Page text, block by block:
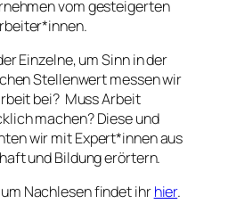
vom gesteigerten
Einzelne, um Sinn in der
Stellenwert messen wir
bei? Muss Arbeit
machen? Diese und
wir mit Expert*innen aus
und Bildung erörtern.
Nachlesen findet ihrhier.